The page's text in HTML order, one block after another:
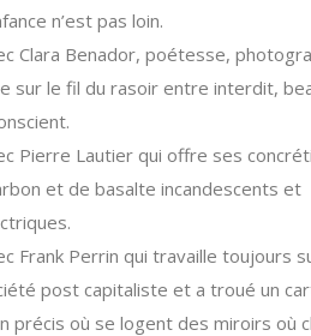
n’est pas loin.
Clara Benador, poétesse,
sur le fil du rasoir entre interdit,
Pierre Lautier qui offre ses
et de basalte incandescents et
Frank Perrin qui travaille toujours
post capitaliste et a troué un
précis où se logent des miroirs où